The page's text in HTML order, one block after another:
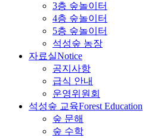
3층 숲놀이터
4층 숲놀이터
5층 숲놀이터
석성숲 농장
자료실Notice
공지사항
급식 안내
운영위원회
석성숲 교육Forest Education
숲 문해
숲 수학